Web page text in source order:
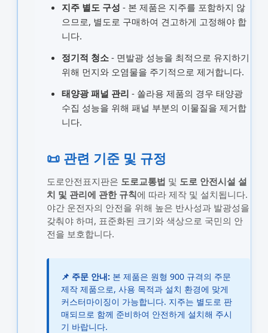
지주 별도 구성 - 본 제품은 지주를 포함하지 않
으므로, 별도로 구매하여 견고하게 고정해야 합
니다.
정기적 청소- 면발광 성능을 최적으로 유지하기
위해 먼지와 오염물을 주기적으로 제거합니다.
태양광 패널 관리 - 쏠라용 제품의 경우 태양광
수집 성능을 위해 패널 부분의 이물질을 제거합
니다.
📜 관련 기준 및 규정
도로안전표지판은 도로교통법 및 도로 안전시설 설
치 및 관리에 관한 규칙에 따라 제작 및 설치됩니다.
야간 운전자의 안전을 위해 높은 반사성과 발광성을
갖춰야 하며, 표준화된 크기와 색상으로 국민의 안
전을 보호합니다.
📌 주문 안내: 본 제품은 원형 900 규격의 주문
제작 제품으로, 사용 목적과 설치 환경에 맞게
커스터마이징이 가능합니다. 지주는 별도로 판
매되므로 함께 준비하여 안전하게 설치해 주시
기 바랍니다.